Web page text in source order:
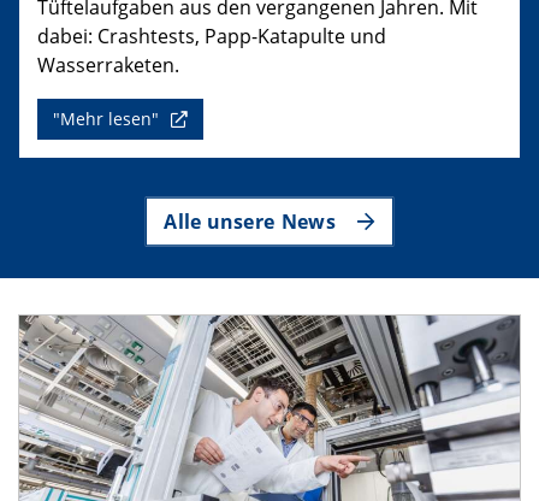
Tüftelaufgaben aus den vergangenen Jahren. Mit
dabei: Crashtests, Papp-Katapulte und
Wasserraketen.
"Mehr lesen"
Alle unsere News